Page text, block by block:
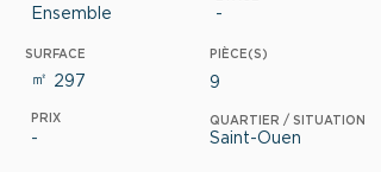
Ensemble -
SURFACE
㎡ 297
PIÈCE(S)
9
PRIX QUARTIER / SITUATION
- Saint-Ouen